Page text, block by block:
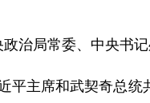
政治局常委、中央书
平主席和武契奇总